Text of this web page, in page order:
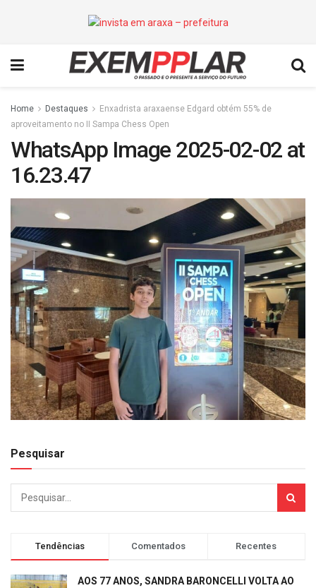
Home Destaques
Enxadrista araxaense Edgard obtém 55% de
aproveitamento no II Sampa Chess Open
WhatsApp Image 2025-02-02 at
16.23.47
Pesquisar
Tendências Comentados Recentes
AOS 77 ANOS, SANDRA BARONCELLI VOLTA AO